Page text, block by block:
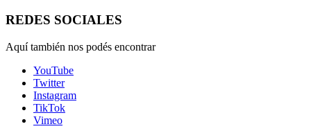
REDES SOCIALES
Aquí también nos podés encontrar
YouTube
Twitter
Instagram
TikTok
Vimeo